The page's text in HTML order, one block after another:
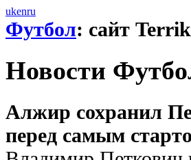
ukenru
Футбол: сайт
Новости
Алжир сохранил
перед самым